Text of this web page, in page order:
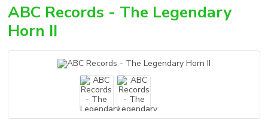
ABC Records - The Legendary
Horn II